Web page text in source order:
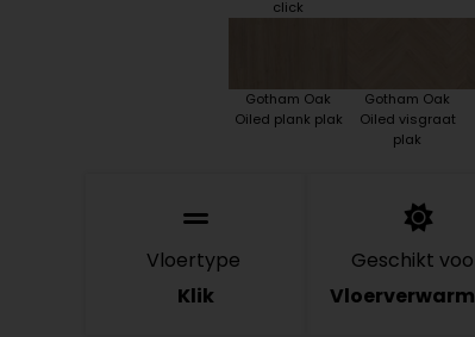
click
Gotham Oak
Oiled plank plak
Gotham Oak
Oiled visgraat
plak
Vloertype
Klik
Geschikt